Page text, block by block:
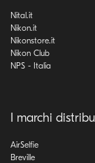
Nital.it
Nikon.it
Nikonstore.it
Nikon Club
NPS - Italia
I marchi
AirSelfie
Breville